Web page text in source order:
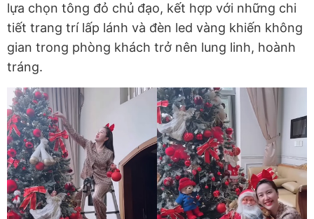
lựa chọn tông đỏ chủ đạo, kết hợp với những chi
tiết trang trí lấp lánh và đèn led vàng khiến không
gian trong phòng khách trở nên lung linh, hoành
tráng.